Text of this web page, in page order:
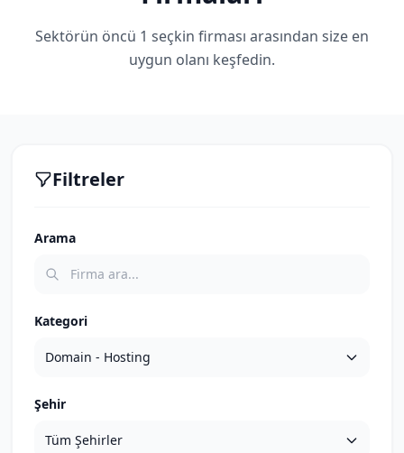
Sektörün öncü 1 seçkin firması arasından size en
uygun olanı keşfedin.
Filtreler
Arama
Kategori
Şehir